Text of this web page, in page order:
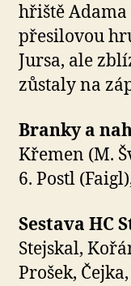
hřiště
přesilovou
Jursa, ale
zůstaly na
Branky a
Křemen (M.
6. Postl
Sestava HC
Stejskal,
Prošek,